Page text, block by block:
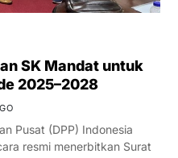
SK Mandat untuk
2025–2028
Pusat (DPP) Indonesia
resmi menerbitkan Surat